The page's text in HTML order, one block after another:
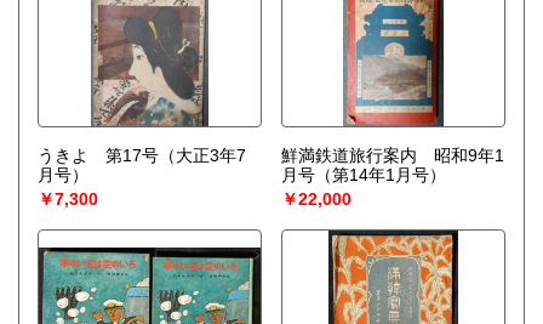
うきよ 第17号（大正3年7
月号）
￥7,300
鮮満鉄道旅行案内 昭和9年1
月号（第14年1月号）
￥22,000